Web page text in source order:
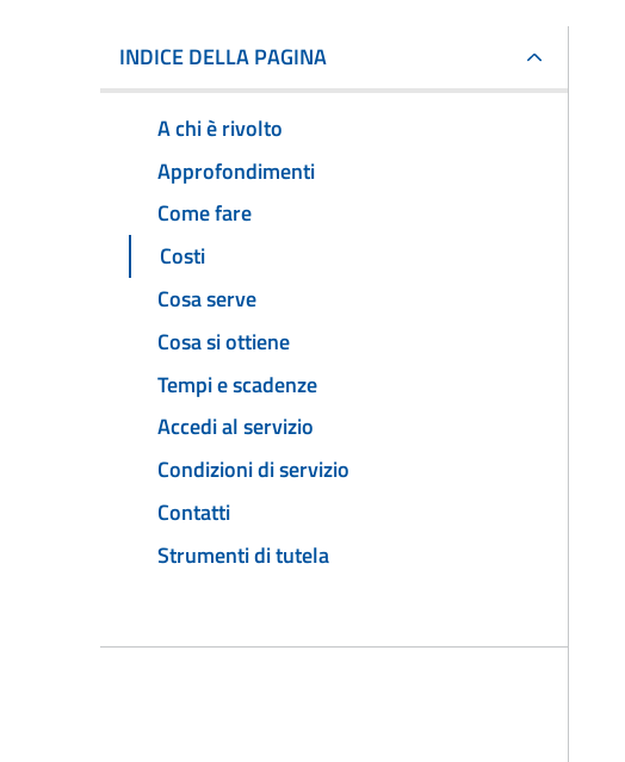
INDICE DELLA PAGINA
A chi è rivolto
Approfondimenti
Come fare
Costi
Cosa serve
Cosa si ottiene
Tempi e scadenze
Accedi al servizio
Condizioni di servizio
Contatti
Strumenti di tutela